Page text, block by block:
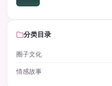
分类目录
圈子文化
情感故事